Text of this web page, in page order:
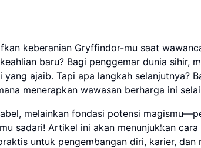
keberanian Gryffindor-mu saat
baru? Bagi penggemar dunia sihir,
ajaib. Tapi apa langkah selanjutnya?
menerapkan wawasan berharga ini
melainkan fondasi potensi
sadari! Artikel ini akan menunjukkan
untuk pengembangan diri, karier, dan